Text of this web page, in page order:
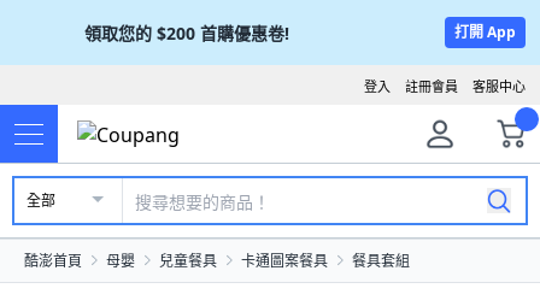
領取您的 $200 首購優惠卷! 打開 App
客服中心
註冊會員
登入
全部
酷澎首頁 母嬰 兒童餐具 卡通圖案餐具 餐具套組